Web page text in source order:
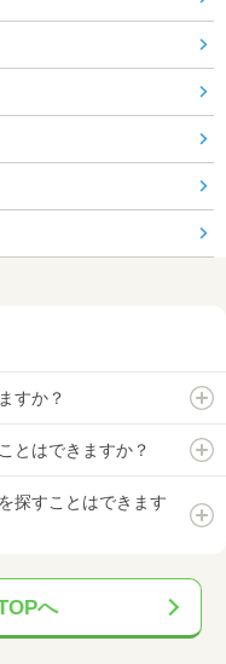
すか？
とはできますか？
探すことはできます
へ